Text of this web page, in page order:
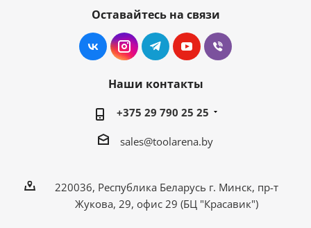
Оставайтесь на связи
Наши контакты
+375 29 790 25 25
sales@toolarena.by
220036, Республика Беларусь г. Минск, пр-т
Жукова, 29, офис 29 (БЦ "Красавик")